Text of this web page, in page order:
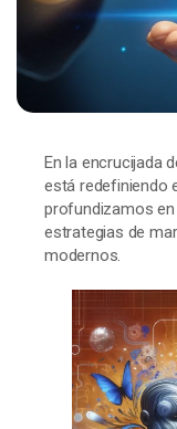
En la encrucijada
está redefiniendo
profundizamos
estrategias de
modernos.